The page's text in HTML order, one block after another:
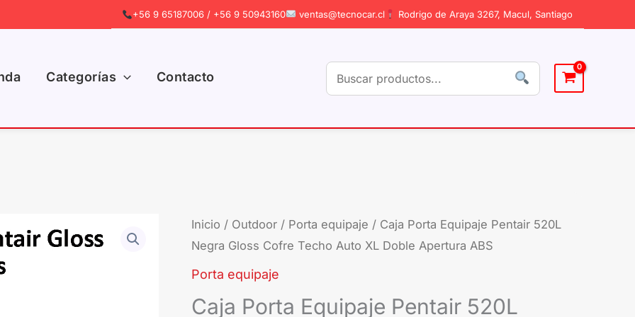
+56 9 65187006 / +56 9 50943160 ventas@tecnocar.cl Rodrigo de Araya 3267, Macul, Santiago
Categorías Contacto
Inicio / Outdoor / Porta equipaje / Caja Porta Equipaje Pentair 520L
Negra Gloss Cofre Techo Auto XL Doble Apertura ABS
Porta equipaje
Caja Porta Equipaje Pentair 520L